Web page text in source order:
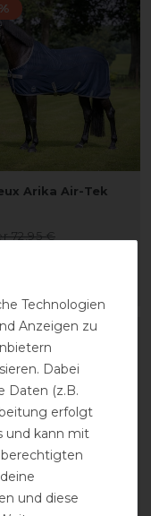
Arika Air-Tek
72,95 €
Technologien
Anzeigen zu
Dabei
Daten (z.B.
erfolgt
und kann mit
und diese